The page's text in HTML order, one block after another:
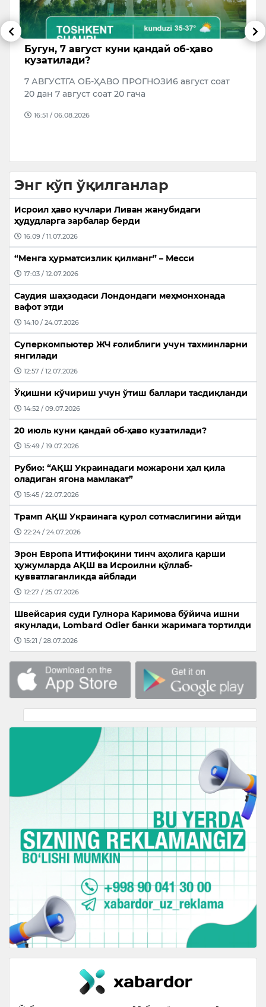
Бугун, 7 август куни қандай об-ҳаво
кузатилади?
7 АВГУСТГА ОБ-ҲАВО ПРОГНОЗИ6 август соат
20 дан 7 август соат 20 гача
16:51 / 06.08.2026
Энг кўп ўқилганлар
Исроил ҳаво кучлари Ливан жанубидаги
ҳудудларга зарбалар берди
16:09 / 11.07.2026
“Менга ҳурматсизлик қилманг” – Месси
17:03 / 12.07.2026
Саудия шаҳзодаси Лондондаги меҳмонхонада
вафот этди
14:10 / 24.07.2026
Суперкомпьютер ЖЧ ғолиблиги учун тахминларни
янгилади
12:57 / 12.07.2026
Ўқишни кўчириш учун ўтиш баллари тасдиқланди
14:52 / 09.07.2026
20 июль куни қандай об-ҳаво кузатилади?
15:49 / 19.07.2026
Рубио: “АҚШ Украинадаги можарони ҳал қила
оладиган ягона мамлакат”
15:45 / 22.07.2026
Трамп АҚШ Украинага қурол сотмаслигини айтди
22:24 / 24.07.2026
Эрон Европа Иттифоқини тинч аҳолига қарши
ҳужумларда АҚШ ва Исроилни қўллаб-
қувватлаганликда айблади
12:27 / 25.07.2026
Швейсария суди Гулнора Каримова бўйича ишни
якунлади, Lombard Odier банки жаримага тортилди
15:21 / 28.07.2026